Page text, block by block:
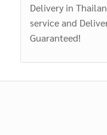
Delivery in
service and
Guaranteed!